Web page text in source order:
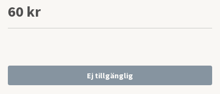
60 kr
Ej tillgänglig